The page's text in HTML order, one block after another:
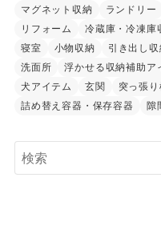
マグネット収納
ランドリー
リフォーム
冷蔵庫・冷凍庫
寝室
小物収納 引き出し収
洗面所
浮かせる収納補助ア
犬アイテム
玄関 突っ張り
詰め替え容器・保存容器
隙